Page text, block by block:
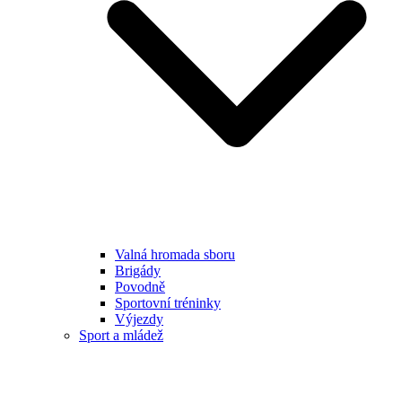
Valná hromada sboru
Brigády
Povodně
Sportovní tréninky
Výjezdy
Sport a mládež